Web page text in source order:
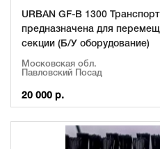
URBAN GF-B 1300
предназначена для
секции (Б/У оборудование)
Московская обл.
Павловский Посад
20 000 р.